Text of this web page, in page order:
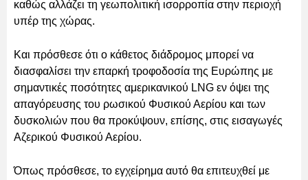
καθώς αλλάζει τη γεωπολιτική ισορροπία στην περιοχή
υπέρ της χώρας.
Και πρόσθεσε ότι ο κάθετος διάδρομος μπορεί να
διασφαλίσει την επαρκή τροφοδοσία της Ευρώπης με
σημαντικές ποσότητες αμερικανικού LNG εν όψει της
απαγόρευσης του ρωσικού Φυσικού Αερίου και των
δυσκολιών που θα προκύψουν, επίσης, στις εισαγωγές
Αζερικού Φυσικού Αερίου.
Όπως πρόσθεσε, το εγχείρημα αυτό θα επιτευχθεί με